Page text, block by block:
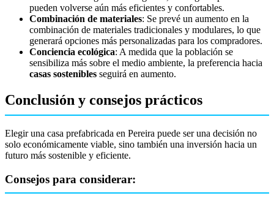
pueden volverse aún más eficientes y confortables.
Combinación de materiales: Se prevé un aumento en la
combinación de materiales tradicionales y modulares, lo que
generará opciones más personalizadas para los compradores.
Conciencia ecológica: A medida que la población se
sensibiliza más sobre el medio ambiente, la preferencia hacia
casas sostenibles seguirá en aumento.
Conclusión y consejos prácticos
Elegir una casa prefabricada en Pereira puede ser una decisión no
solo económicamente viable, sino también una inversión hacia un
futuro más sostenible y eficiente.
Consejos para considerar: